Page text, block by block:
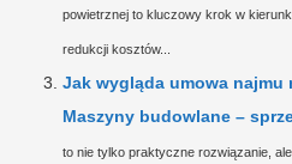
powietrznej to kluczowy krok w
redukcji kosztów...
Jak wygląda umowa najmu
Maszyny budowlane –
to nie tylko praktyczne rozwiązanie,